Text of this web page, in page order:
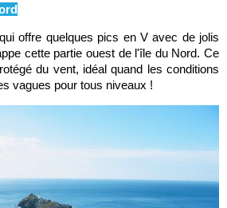
offre quelques pics en V avec de jolis
cette partie ouest de l'île du Nord. Ce
du vent, idéal quand les conditions
vagues pour tous niveaux !